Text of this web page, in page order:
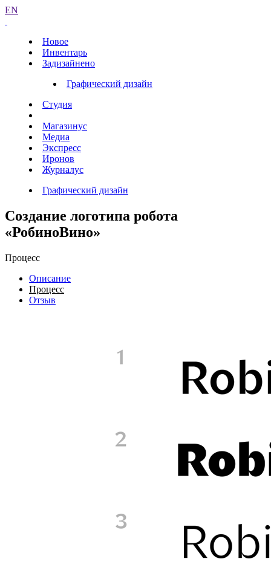
EN
Новое
Инвентарь
Задизайнено
Графический дизайн
Студия
Магазинус
Медиа
Экспресс
Иронов
Журналус
Графический дизайн
Создание логотипа робота
«РобиноВино»
Процесс
Описание
Процесс
Отзыв